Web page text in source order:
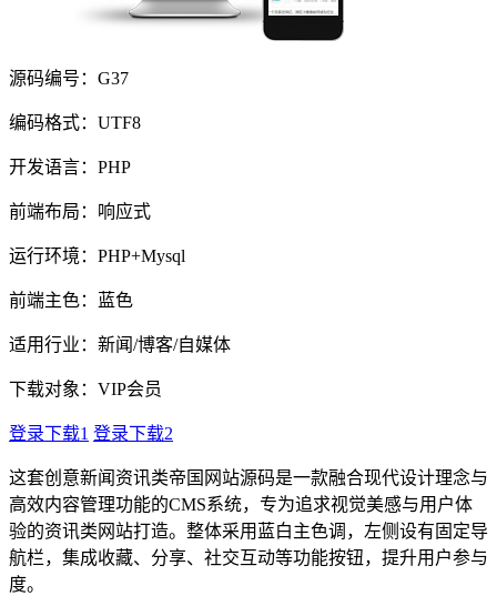
源码编号：G37
编码格式：UTF8
开发语言：PHP
前端布局：响应式
运行环境：PHP+Mysql
前端主色：蓝色
适用行业：新闻/博客/自媒体
下载对象：VIP会员
登录下载1 登录下载2
这套创意新闻资讯类帝国网站源码是一款融合现代设计理念与
高效内容管理功能的CMS系统，专为追求视觉美感与用户体
验的资讯类网站打造。整体采用蓝白主色调，左侧设有固定导
航栏，集成收藏、分享、社交互动等功能按钮，提升用户参与
度。